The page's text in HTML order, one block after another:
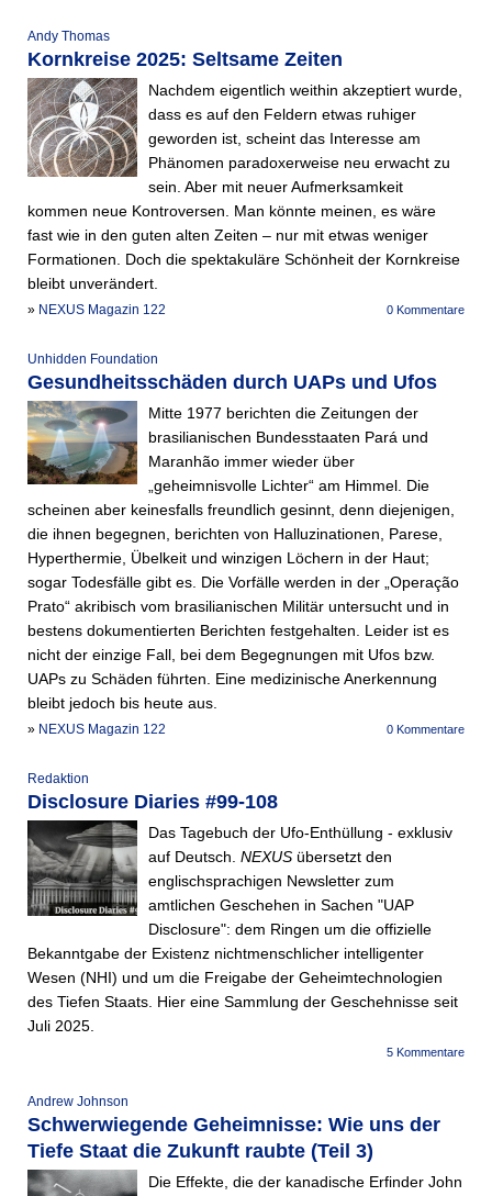
Andy Thomas
Kornkreise 2025: Seltsame Zeiten
Nachdem eigentlich weithin akzeptiert wurde,
dass es auf den Feldern etwas ruhiger
geworden ist, scheint das Interesse am
Phänomen paradoxerweise neu erwacht zu
sein. Aber mit neuer Aufmerksamkeit
kommen neue Kontroversen. Man könnte meinen, es wäre
fast wie in den guten alten Zeiten – nur mit etwas weniger
Formationen. Doch die spektakuläre Schönheit der Kornkreise
bleibt unverändert.
0 Kommentare
» NEXUS Magazin 122
Unhidden Foundation
Gesundheitsschäden durch UAPs und Ufos
Mitte 1977 berichten die Zeitungen der
brasilianischen Bundesstaaten Pará und
Maranhão immer wieder über
„geheimnisvolle Lichter“ am Himmel. Die
scheinen aber keinesfalls freundlich gesinnt, denn diejenigen,
die ihnen begegnen, berichten von Halluzinationen, Parese,
Hyperthermie, Übelkeit und winzigen Löchern in der Haut;
sogar Todesfälle gibt es. Die Vorfälle werden in der „Operação
Prato“ akribisch vom brasilianischen Militär untersucht und in
bestens dokumentierten Berichten festgehalten. Leider ist es
nicht der einzige Fall, bei dem Begegnungen mit Ufos bzw.
UAPs zu Schäden führten. Eine medizinische Anerkennung
bleibt jedoch bis heute aus.
0 Kommentare
» NEXUS Magazin 122
Redaktion
Disclosure Diaries #99-108
Das Tagebuch der Ufo-Enthüllung - exklusiv
auf Deutsch. NEXUS übersetzt den
englischsprachigen Newsletter zum
amtlichen Geschehen in Sachen "UAP
Disclosure": dem Ringen um die offizielle
Bekanntgabe der Existenz nichtmenschlicher intelligenter
Wesen (NHI) und um die Freigabe der Geheimtechnologien
des Tiefen Staats. Hier eine Sammlung der Geschehnisse seit
Juli 2025.
5 Kommentare
Andrew Johnson
Schwerwiegende Geheimnisse: Wie uns der
Tiefe Staat die Zukunft raubte (Teil 3)
Die Effekte, die der kanadische Erfinder John